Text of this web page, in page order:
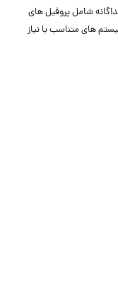
جداگانه شامل پروفیل ‌های
‌های متناسب با نیاز